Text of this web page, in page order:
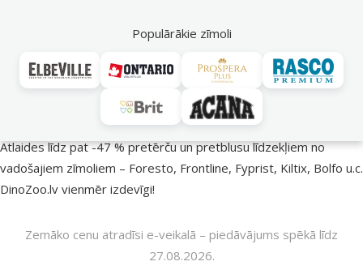
Populārākie zīmoli
Pasargā savu mīluli 🕷️
Atlaides līdz pat -47 % pretērču un pretblusu līdzekļiem no
vadošajiem zīmoliem – Foresto, Frontline, Fyprist, Kiltix, Bolfo u.c.
DinoZoo.lv vienmēr izdevīgi!
Zemāko cenu atradīsi e-veikalā – piedāvājums spēkā līdz
27.08.2026.